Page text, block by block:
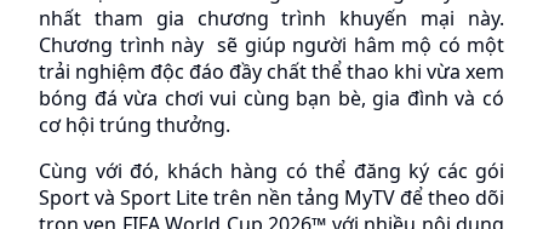
nhất tham gia chương trình khuyến mại này.
Chương trình này  sẽ giúp người hâm mộ có một
trải nghiệm độc đáo đầy chất thể thao khi vừa xem
bóng đá vừa chơi vui cùng bạn bè, gia đình và có
cơ hội trúng thưởng.
Cùng với đó, khách hàng có thể đăng ký các gói
Sport và Sport Lite trên nền tảng MyTV để theo dõi